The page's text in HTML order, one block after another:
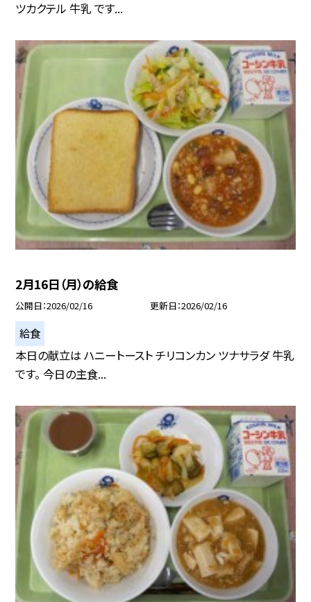
ツカクテル 牛乳 です...
2月16日（月）の給食
公開日 2026/02/16 更新日 2026/02/16
給食
本日の献立は ハニートースト チリコンカン ツナサラダ 牛乳
です。 今日の主食...